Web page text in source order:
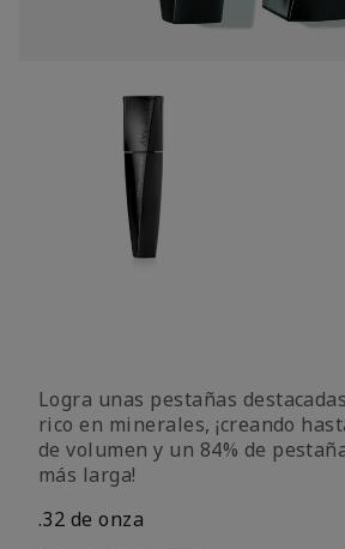
Logra unas pestañas
rico en minerales, ¡creando
de volumen y un 84% de
más larga!
.32 de onza